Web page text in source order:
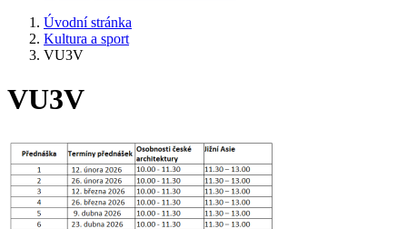
Úvodní stránka
Kultura a sport
VU3V
VU3V